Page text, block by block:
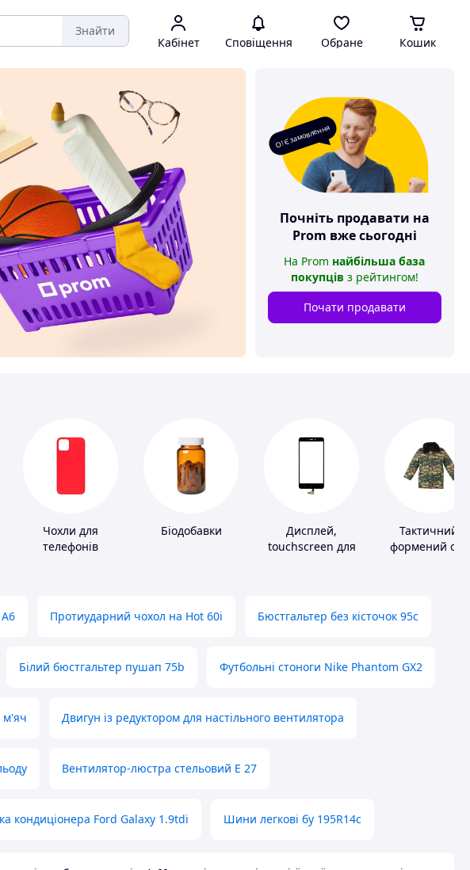
Знайти
Кабінет Сповіщення Обране Кошик
О! Є замовлення
Почніть продавати на
Prom вже сьогодні
На Prom найбільша база
покупців з рейтингом!
Почати продавати
Чохли для
телефонів
Біодобавки
Дисплей,
touchscreen для
Тактичний і
формений
Протиударний чохол на Hot 60i Бюстгальтер без кісточок 95с
Білий бюстгальтер пушап 75b Футбольні стоноги Nike Phantom GX2
м'яч Двигун із редуктором для настільного вентилятора
Вентилятор-люстра стельовий E 27
кондиціонера Ford Galaxy 1.9tdi Шини легкові бу 195R14c